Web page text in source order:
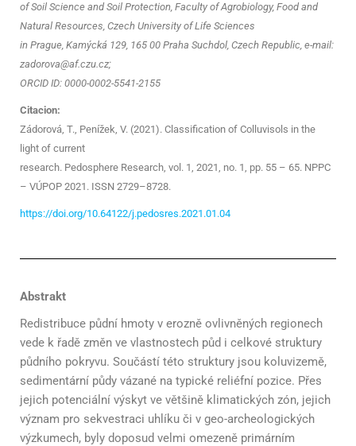
of Soil Science and Soil Protection, Faculty of Agrobiology, Food and
Natural Resources, Czech University of Life Sciences
in Prague, Kamýcká 129, 165 00 Praha Suchdol, Czech Republic, e-mail:
zadorova@af.czu.cz;
ORCID ID: 0000-0002-5541-2155
Citacion:
Zádorová, T., Penížek, V. (2021). Classification of Colluvisols in the
light of current
research. Pedosphere Research, vol. 1, 2021, no. 1, pp. 55 – 65. NPPC
– VÚPOP 2021. ISSN 2729–8728.
https://doi.org/10.64122/j.pedosres.2021.01.04
Abstrakt
Redistribuce půdní hmoty v erozně ovlivněných regionech
vede k řadě změn ve vlastnostech půd i celkové struktury
půdního pokryvu. Součástí této struktury jsou koluvizemě,
sedimentární půdy vázané na typické reliéfní pozice. Přes
jejich potenciální výskyt ve většině klimatických zón, jejich
význam pro sekvestraci uhlíku či v geo-archeologických
výzkumech, byly doposud velmi omezeně primárním